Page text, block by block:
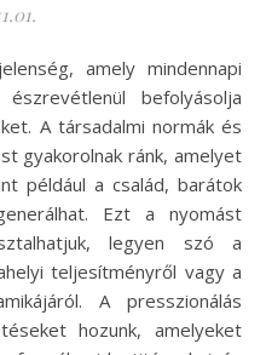
befolyásolja
A társadalmi normák és
gyakorolnak ránk, amelyet
például a család, barátok
Ezt a nyomást
legyen szó a
teljesítményről vagy a
A presszionálás
hozunk, amelyeket